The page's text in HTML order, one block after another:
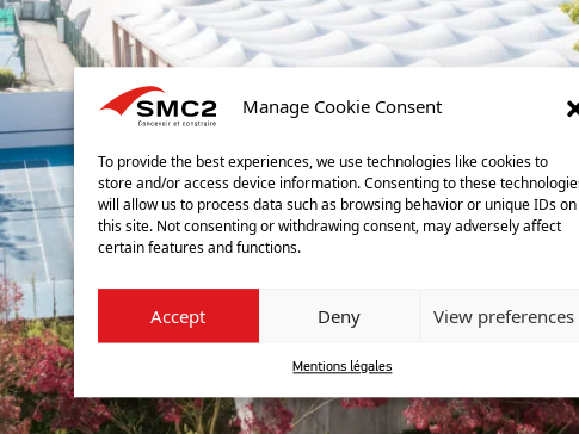
Manage Cookie Consent
To provide the best experiences, we use technologies like cookies to
store and/or access device information. Consenting to these
will allow us to process data such as browsing behavior or unique IDs on
this site. Not consenting or withdrawing consent, may adversely affect
certain features and functions.
Accept Deny View preferences
Mentions légales